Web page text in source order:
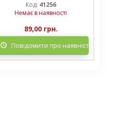
Код: 41256
Немає в наявності
89,00 грн.
Повідомити про наявність